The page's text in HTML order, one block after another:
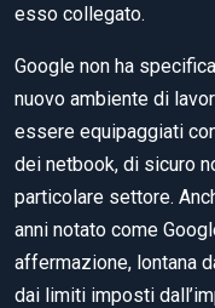
esso collegato.
Google non ha
nuovo ambiente di
essere equipaggiati
dei netbook, di sicuro
particolare settore.
anni notato come
affermazione, lontana
dai limiti imposti